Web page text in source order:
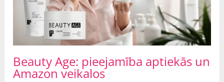
Beauty Age: pieejamība aptiekās un
Amazon veikalos